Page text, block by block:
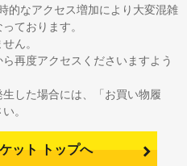
的なアクセス増加により大変混雑
ております。
ん。
再度アクセスくださいますよう
した場合には、「お買い物履
。
ット トップへ